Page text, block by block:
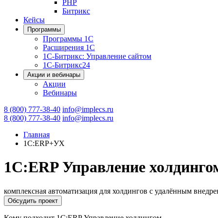
PHP
Битрикс
Кейсы
Программы
Программы 1С
Расширения 1С
1С-Битрикс: Управление сайтом
1С-Битрикс24
Акции и вебинары
Акции
Вебинары
8 (800) 777-38-40 info@implecs.ru
8 (800) 777-38-40 info@implecs.ru
Главная
1C:ERP+УХ
1С:ERP Управление
комплексная автоматизация для холдингов с удалённым
Обсудить проект